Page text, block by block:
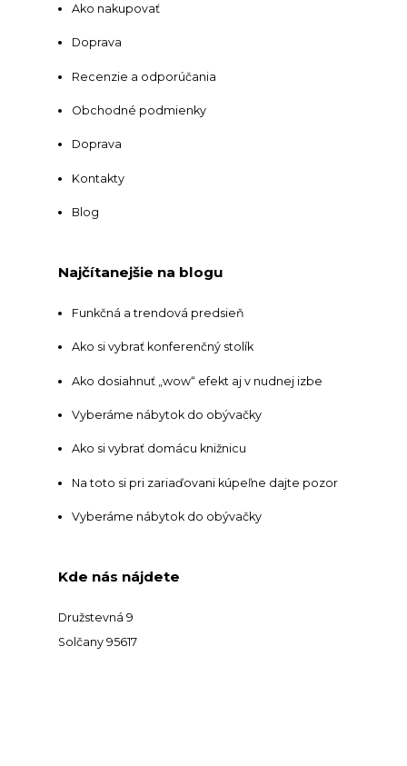
Ako nakupovať
Doprava
Recenzie a odporúčania
Obchodné podmienky
Doprava
Kontakty
Blog
Najčítanejšie na blogu
Funkčná a trendová predsieň
Ako si vybrať konferenčný stolík
Ako dosiahnuť „wow“ efekt aj v nudnej izbe
Vyberáme nábytok do obývačky
Ako si vybrať domácu knižnicu
Na toto si pri zariaďovani kúpeľne dajte pozor
Vyberáme nábytok do obývačky
Kde nás nájdete
Družstevná 9
Solčany 95617